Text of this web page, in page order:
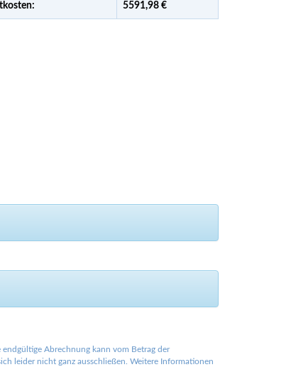
5591,98 €
Abrechnung kann vom Betrag der
leider nicht ganz ausschließen. Weitere Informationen